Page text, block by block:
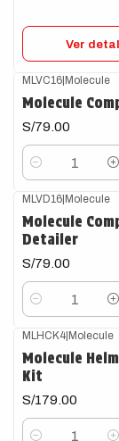
Ver
MLVC16|Molecule
Molecule
S/79.00
Cantidad
MLVD16|Molecule
Molecule
Detailer
S/79.00
Cantidad
MLHCK4|Molecule
Molecule
Kit
S/179.00